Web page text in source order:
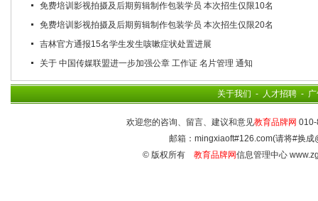
免费培训影视拍摄及后期剪辑制作包装学员 本次招生仅限10名
免费培训影视拍摄及后期剪辑制作包装学员 本次招生仅限20名
吉林官方通报15名学生发生咳嗽症状处置进展
关于 中国传媒联盟进一步加强公章 工作证 名片管理 通知
关于我们 - 人才招聘 -
欢迎您的咨询、留言、建议和意见教育品牌网
邮箱：mingxiaoft#126.com(请将#换
© 版权所有 教育品牌网信息管理中心